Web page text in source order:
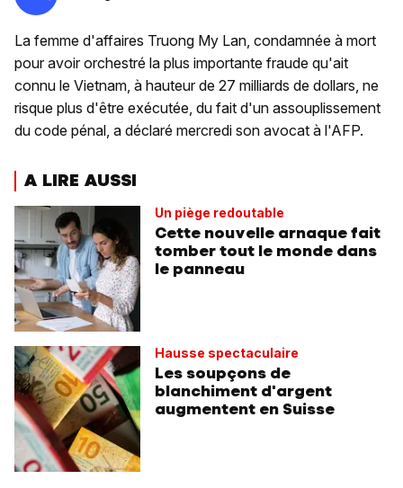
La femme d'affaires Truong My Lan, condamnée à mort
pour avoir orchestré la plus importante fraude qu'ait
connu le Vietnam, à hauteur de 27 milliards de dollars, ne
risque plus d'être exécutée, du fait d'un assouplissement
du code pénal, a déclaré mercredi son avocat à l'AFP.
A LIRE AUSSI
Un piège redoutable
Cette nouvelle arnaque fait
tomber tout le monde dans
le panneau
Hausse spectaculaire
Les soupçons de
blanchiment d'argent
augmentent en Suisse